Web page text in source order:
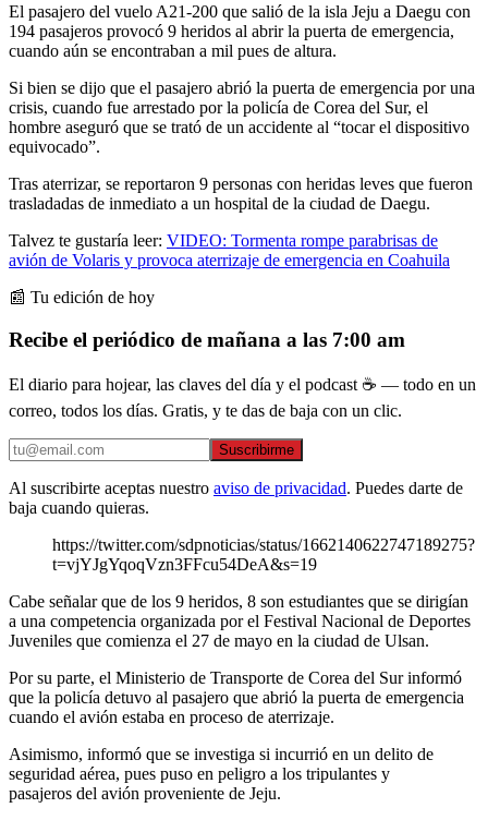
El pasajero del vuelo A21-200 que salió de la isla Jeju a Daegu con
194 pasajeros provocó 9 heridos al abrir la puerta de emergencia,
cuando aún se encontraban a mil pues de altura.
Si bien se dijo que el pasajero abrió la puerta de emergencia por una
crisis, cuando fue arrestado por la policía de Corea del Sur, el
hombre aseguró que se trató de un accidente al “tocar el dispositivo
equivocado”.
Tras aterrizar, se reportaron 9 personas con heridas leves que fueron
trasladadas de inmediato a un hospital de la ciudad de Daegu.
Talvez te gustaría leer: VIDEO: Tormenta rompe parabrisas de
avión de Volaris y provoca aterrizaje de emergencia en Coahuila
📰 Tu edición de hoy
Recibe el periódico de mañana a las 7:00 am
El diario para hojear, las claves del día y el podcast ☕ — todo en un
correo, todos los días. Gratis, y te das de baja con un clic.
Suscribirme
Al suscribirte aceptas nuestro aviso de privacidad. Puedes darte de
baja cuando quieras.
https://twitter.com/sdpnoticias/status/1662140622747189275?
t=vjYJgYqoqVzn3FFcu54DeA&s=19
Cabe señalar que de los 9 heridos, 8 son estudiantes que se dirigían
a una competencia organizada por el Festival Nacional de Deportes
Juveniles que comienza el 27 de mayo en la ciudad de Ulsan.
Por su parte, el Ministerio de Transporte de Corea del Sur informó
que la policía detuvo al pasajero que abrió la puerta de emergencia
cuando el avión estaba en proceso de aterrizaje.
Asimismo, informó que se investiga si incurrió en un delito de
seguridad aérea, pues puso en peligro a los tripulantes y
pasajeros del avión proveniente de Jeju.